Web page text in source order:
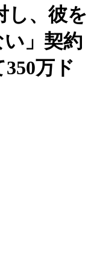
し、彼を
」契約
万ド